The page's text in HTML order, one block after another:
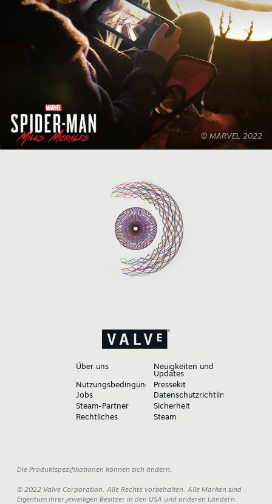
© MARVEL 2022
Über uns Neuigkeiten und
Updates
NutzungsbedingungenPressekit
Jobs
Datenschutzrichtlinien
Steam-Partner
Sicherheit
Rechtliches
Steam
Die Produktspezifikationen können sich ändern.
© 2022 Valve Corporation. Alle Rechte vorbehalten. Alle Marken sind
Eigentum ihrer jeweiligen Besitzer in den USA und anderen Ländern.